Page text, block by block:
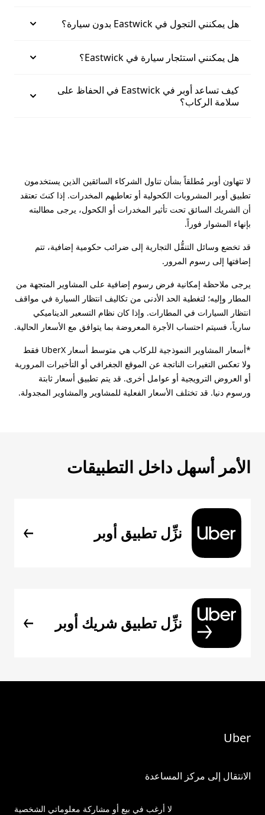
هل يمكنني التجول في Eastwick بدون سيارة؟
هل يمكنني استئجار سيارة في Eastwick؟
كيف تساعد أوبر في Eastwick في الحفاظ على
سلامة الركاب؟
لا تتهاون أوبر مُطلقاً بشأن تناول الشركاء السائقين الذين يستخدمون
تطبيق أوبر المشروبات الكحولية أو تعاطيهم المخدرات. إذا كنتَ تعتقد
أن الشريك السائق تحت تأثير المخدرات أو الكحول، يرجى مطالبته
بإنهاء المشوار فوراً.
قد تخضع وسائل التنقُّل التجارية إلى ضرائب حكومية إضافية، تتم
إضافتها إلى رسوم المرور.
يرجى ملاحظة إمكانية فرض رسوم إضافية على المشاوير المتجهة من
المطار وإليه؛ لتغطية الحد الأدنى من تكاليف انتظار السيارة في مواقف
انتظار السيارات في المطارات. وإذا كان نظام التسعير الديناميكي
سارياً، فسيتم احتساب الأجرة المعروضة بما يتوافق مع الأسعار الحالية.
*أسعار المشاوير النموذجية للركاب هي متوسط أسعار UberX فقط
ولا تعكس التغيرات الناتجة عن الموقع الجغرافي أو التأخيرات المرورية
أو العروض الترويجية أو عوامل أخرى. قد يتم تطبيق أسعار ثابتة
ورسوم دنيا. قد تختلف الأسعار الفعلية للمشاوير والمشاوير المجدولة.
الأمر أسهل داخل التطبيقات
نزِّل تطبيق أوبر
نزِّل تطبيق شريك أوبر
Uber
الانتقال إلى مركز المساعدة
لا أرغب في بيع أو مشاركة معلوماتي الشخصية